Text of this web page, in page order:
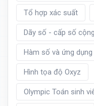
Tổ hợp xác suất
Dãy số - cấp số
Hàm số và ứng dụng
Hình tọa độ Oxyz
Olympic Toán sinh